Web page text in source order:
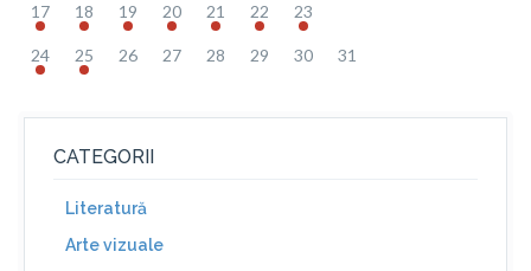
17 18 19 20 21 22 23
24 25 26 27 28 29 30 31
CATEGORII
Literatură
Arte vizuale